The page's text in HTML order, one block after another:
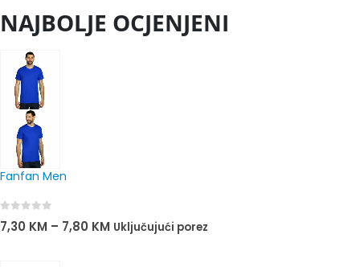
NAJBOLJE OCJENJENI
Fanfan Men
7,30 KM – 7,80 KM Uključujući porez